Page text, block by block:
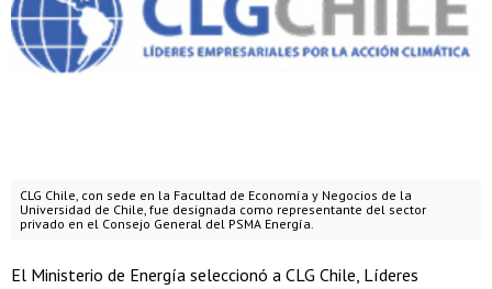
CLG Chile, con sede en la Facultad de Economía y Negocios de la
Universidad de Chile, fue designada como representante del sector
privado en el Consejo General del PSMA Energía.
El Ministerio de Energía seleccionó a CLG Chile, Líderes